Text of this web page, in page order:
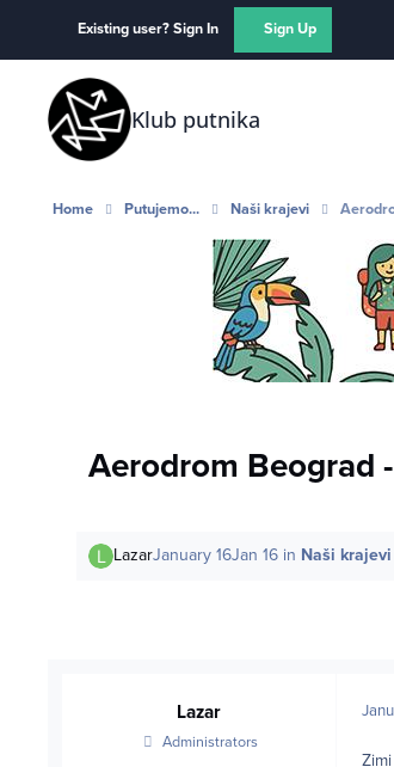
Existing user? Sign In Sign Up
Klub putnika
Home Putujemo... Naši krajevi
Aerodrom Beograd
LazarJanuary 16Jan 16in Naši krajevi
Lazar
Administrators